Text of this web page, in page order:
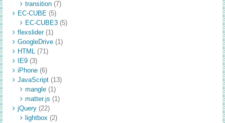
transition(7)
EC-CUBE(5)
EC-CUBE3(5)
flexslider(1)
GoogleDrive(1)
HTML(71)
IE9(3)
iPhone(6)
JavaScript(13)
mangle(1)
matter.js (1)
jQuery(22)
lightbox (2)